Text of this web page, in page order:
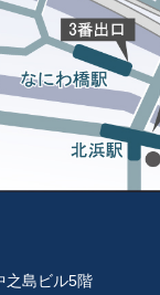
之島ビル5階